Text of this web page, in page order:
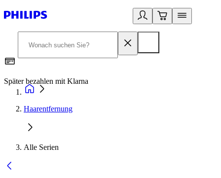
Später bezahlen mit Klarna
Haarentfernung
Alle Serien